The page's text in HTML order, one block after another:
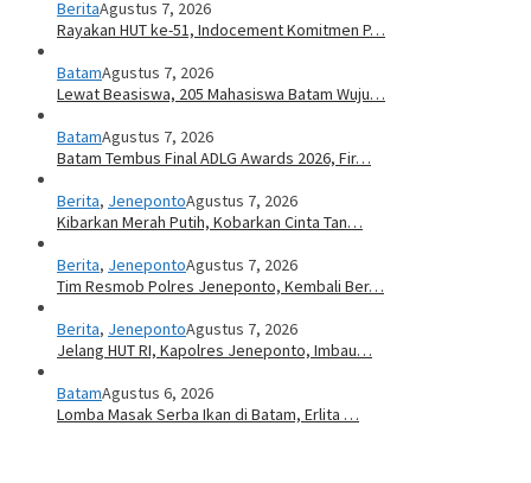
BeritaAgustus 7, 2026
Rayakan HUT ke-51, Indocement Komitmen P…
BatamAgustus 7, 2026
Lewat Beasiswa, 205 Mahasiswa Batam Wuju…
BatamAgustus 7, 2026
Batam Tembus Final ADLG Awards 2026, Fir…
Berita, JenepontoAgustus 7, 2026
Kibarkan Merah Putih, Kobarkan Cinta Tan…
Berita, JenepontoAgustus 7, 2026
Tim Resmob Polres Jeneponto, Kembali Ber…
Berita, JenepontoAgustus 7, 2026
Jelang HUT RI, Kapolres Jeneponto, Imbau…
BatamAgustus 6, 2026
Lomba Masak Serba Ikan di Batam, Erlita …